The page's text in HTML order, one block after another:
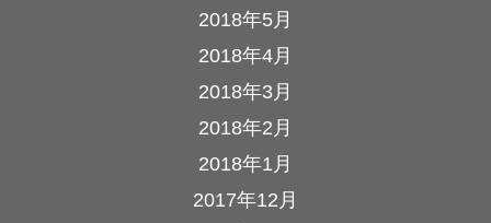
2018年5月
2018年4月
2018年3月
2018年2月
2018年1月
2017年12月